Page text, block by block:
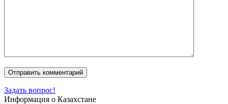
Задать вопрос!
Информация о Казахстане